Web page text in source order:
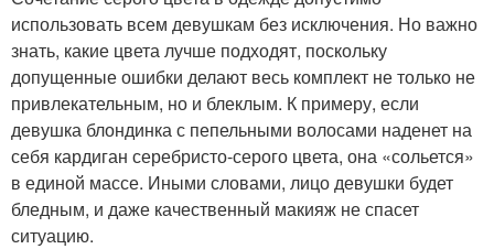
использовать всем девушкам без исключения. Но важно
знать, какие цвета лучше подходят, поскольку
допущенные ошибки делают весь комплект не только не
привлекательным, но и блеклым. К примеру, если
девушка блондинка с пепельными волосами наденет на
себя кардиган серебристо-серого цвета, она «сольется»
в единой массе. Иными словами, лицо девушки будет
бледным, и даже качественный макияж не спасет
ситуацию.